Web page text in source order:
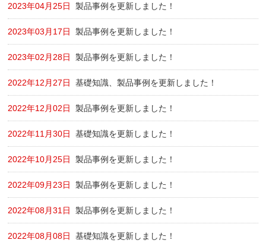
2023年04月25日 製品事例を更新しました！
2023年03月17日 製品事例を更新しました！
2023年02月28日 製品事例を更新しました！
2022年12月27日 基礎知識、製品事例を更新しました！
2022年12月02日 製品事例を更新しました！
2022年11月30日 基礎知識を更新しました！
2022年10月25日 製品事例を更新しました！
2022年09月23日 製品事例を更新しました！
2022年08月31日 製品事例を更新しました！
2022年08月08日 基礎知識を更新しました！